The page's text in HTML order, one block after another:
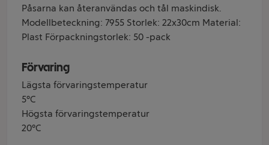
Påsarna kan återanvändas och tål maskindisk.
Modellbeteckning: 7955 Storlek: 22x30cm Material:
Plast Förpackningstorlek: 50 -pack
Förvaring
Lägsta förvaringstemperatur
5°C
Högsta förvaringstemperatur
20°C